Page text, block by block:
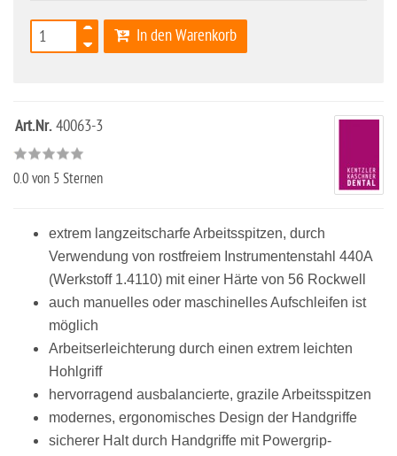
In den Warenkorb
Art.Nr.40063-3
0.0 von 5 Sternen
extrem langzeitscharfe Arbeitsspitzen, durch
Verwendung von rostfreiem Instrumentenstahl 440A
(Werkstoff 1.4110) mit einer Härte von 56 Rockwell
auch manuelles oder maschinelles Aufschleifen ist
möglich
Arbeitserleichterung durch einen extrem leichten
Hohlgriff
hervorragend ausbalancierte, grazile Arbeitsspitzen
modernes, ergonomisches Design der Handgriffe
sicherer Haltdurch Handgriffe mit Powergrip-